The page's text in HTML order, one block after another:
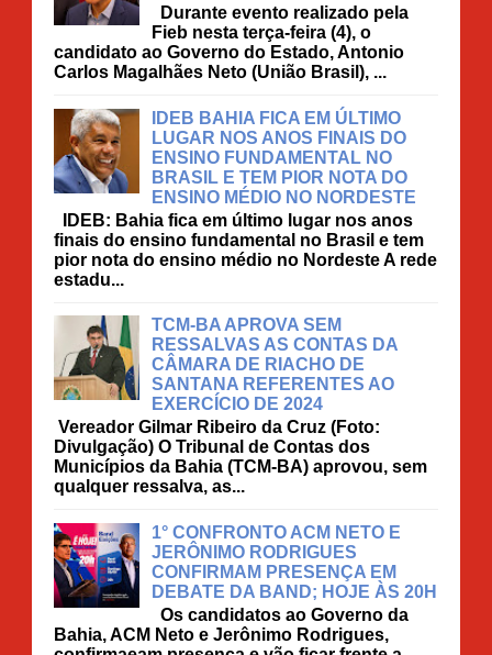
Durante evento realizado pela
Fieb nesta terça-feira (4), o
candidato ao Governo do Estado, Antonio
Carlos Magalhães Neto (União Brasil), ...
IDEB BAHIA FICA EM ÚLTIMO
LUGAR NOS ANOS FINAIS DO
ENSINO FUNDAMENTAL NO
BRASIL E TEM PIOR NOTA DO
ENSINO MÉDIO NO NORDESTE
IDEB: Bahia fica em último lugar nos anos
finais do ensino fundamental no Brasil e tem
pior nota do ensino médio no Nordeste A rede
estadu...
TCM-BA APROVA SEM
RESSALVAS AS CONTAS DA
CÂMARA DE RIACHO DE
SANTANA REFERENTES AO
EXERCÍCIO DE 2024
Vereador Gilmar Ribeiro da Cruz (Foto:
Divulgação) O Tribunal de Contas dos
Municípios da Bahia (TCM-BA) aprovou, sem
qualquer ressalva, as...
1° CONFRONTO ACM NETO E
JERÔNIMO RODRIGUES
CONFIRMAM PRESENÇA EM
DEBATE DA BAND; HOJE ÀS 20H
Os candidatos ao Governo da
Bahia, ACM Neto e Jerônimo Rodrigues,